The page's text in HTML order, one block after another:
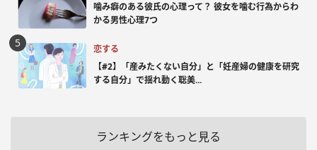
噛み癖のある彼氏の心理って？ 彼女を噛む行為からわ
かる男性心理7つ
恋する
【#2】「産みたくない自分」と「妊産婦の健康を研究
する自分」で揺れ動く聡美...
ランキングをもっと見る